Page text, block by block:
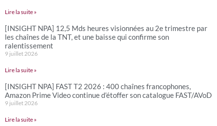
Lire la suite »
[INSIGHT NPA] 12,5 Mds heures visionnées au 2e trimestre par
les chaînes de la TNT, et une baisse qui confirme son
ralentissement
9 juillet 2026
Lire la suite »
[INSIGHT NPA] FAST T2 2026 : 400 chaînes francophones,
Amazon Prime Video continue d’étoffer son catalogue FAST/AVoD
9 juillet 2026
Lire la suite »